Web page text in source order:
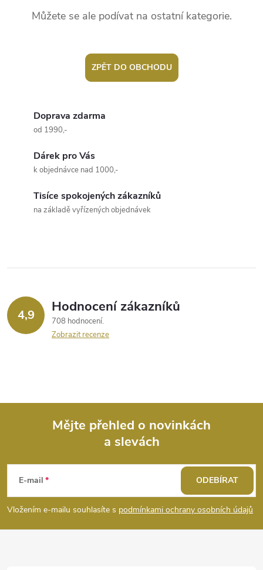
Můžete se ale podívat na ostatní kategorie.
ZPĚT DO OBCHODU
Doprava zdarma
od 1990,-
Dárek pro Vás
k objednávce nad 1000,-
Tisíce spokojených zákazníků
na základě vyřízených objednávek
4,9 Hodnocení zákazníků
708 hodnocení
Zobrazit recenze
p
a
Mějte přehled o novinkách
a slevách
E-mail
Vložením e-mailu souhlasíte s podmínkami ochrany osobních údajů
ODEBÍRAT